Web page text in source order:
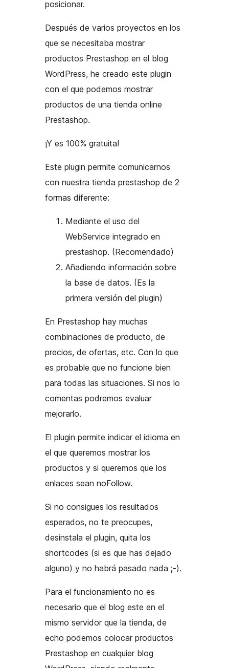
posicionar.
Después de varios proyectos en los
que se necesitaba mostrar
productos Prestashop en el blog
WordPress, he creado este plugin
con el que podemos mostrar
productos de una tienda online
Prestashop.
¡Y es 100% gratuita!
Este plugin permite comunicarnos
con nuestra tienda prestashop de 2
formas diferente:
Mediante el uso del
WebService integrado en
prestashop. (Recomendado)
Añadiendo información sobre
la base de datos. (Es la
primera versión del plugin)
En Prestashop hay muchas
combinaciones de producto, de
precios, de ofertas, etc. Con lo que
es probable que no funcione bien
para todas las situaciones. Si nos lo
comentas podremos evaluar
mejorarlo.
El plugin permite indicar el idioma en
el que queremos mostrar los
productos y si queremos que los
enlaces sean noFollow.
Si no consigues los resultados
esperados, no te preocupes,
desinstala el plugin, quita los
shortcodes (si es que has dejado
alguno) y no habrá pasado nada ;-).
Para el funcionamiento no es
necesario que el blog este en el
mismo servidor que la tienda, de
echo podemos colocar productos
Prestashop en cualquier blog